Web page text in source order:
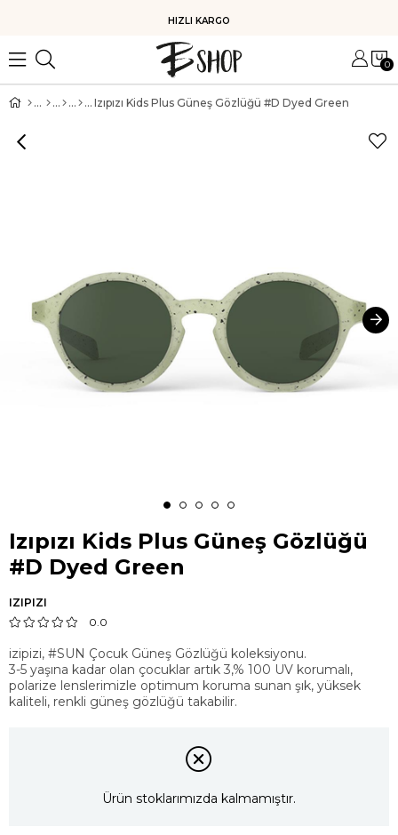
HIZLI KARGO
0
Izıpızı Kids Plus Güneş Gözlüğü #D Dyed Green
Izıpızı Kids Plus Güneş Gözlüğü
#D Dyed Green
IZIPIZI
0.0
izipizi, #SUN Çocuk Güneş Gözlüğü koleksiyonu.
3-5 yaşına kadar olan çocuklar artık 3,% 100 UV korumalı,
polarize lenslerimizle optimum koruma sunan şık, yüksek
kaliteli, renkli güneş gözlüğü takabilir.
Ürün stoklarımızda kalmamıştır.